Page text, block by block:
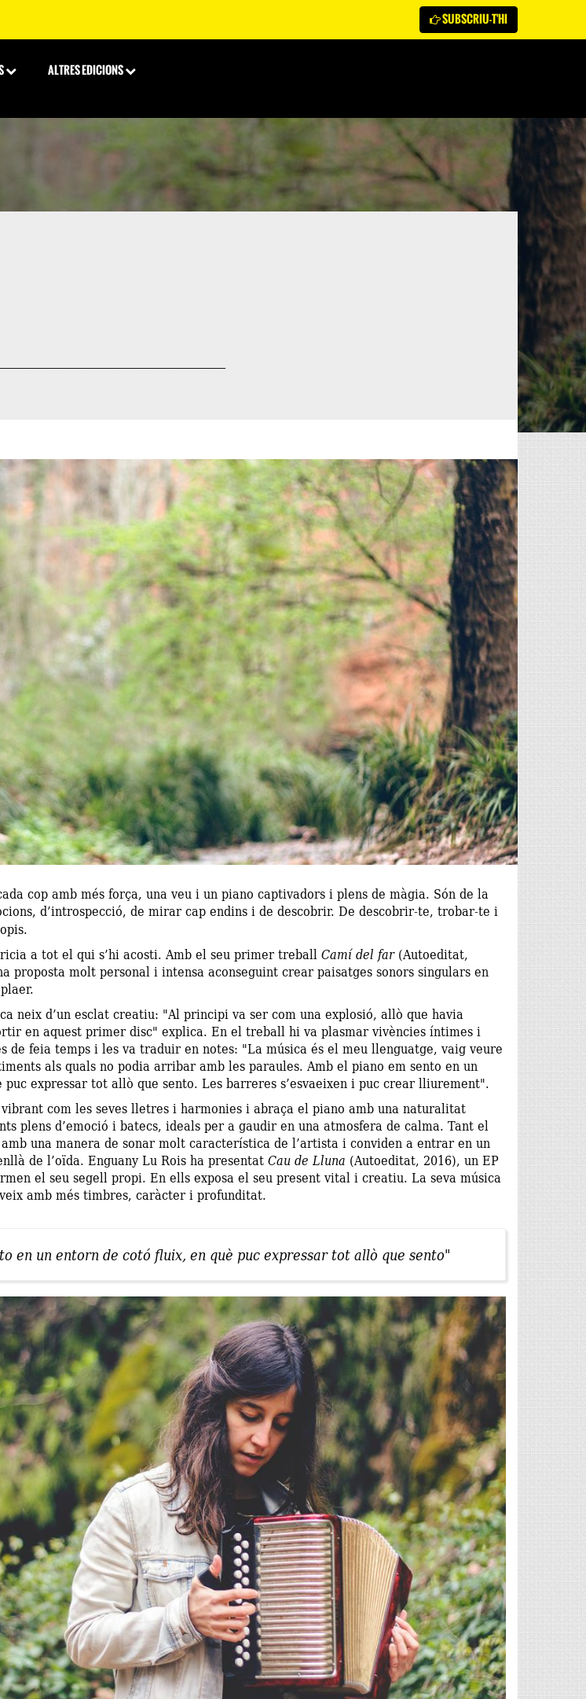
SUBSCRIU-T'HI
ALTRES EDICIONS
cop amb més força, una veu i un piano captivadors i plens de màgia. Són de la
d’introspecció, de mirar cap endins i de descobrir. De descobrir-te, trobar-te i
a tot el qui s’hi acosti. Amb el seu primer treballCamí del far(Autoeditat,
proposta molt personal i intensa aconseguint crear paisatges sonors singulars en
neix d’un esclat creatiu: "Al principi va ser com una explosió, allò que havia
en aquest primer disc" explica. En el treball hi va plasmar vivències íntimes i
de feia temps i les va traduir en notes: "La música és el meu llenguatge, vaig veure
als quals no podia arribar amb les paraules. Amb el piano em sento en un
expressar tot allò que sento. Les barreres s’esvaeixen i puc crear lliurement".
com les seves lletres i harmonies i abraça el piano amb una naturalitat
plens d’emoció i batecs, ideals per a gaudir en una atmosfera de calma. Tant el
una manera de sonar molt característica de l’artista i conviden a entrar en un
de l’oïda. Enguany Lu Rois ha presentatCau de Lluna (Autoeditat, 2016), un EP
el seu segell propi. En ells exposa el seu present vital i creatiu. La seva música
amb més timbres, caràcter i profunditat.
en un entorn de cotó fluix, en què puc expressar tot allò que sento"